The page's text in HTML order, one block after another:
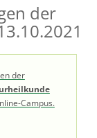
der
der
Campus.